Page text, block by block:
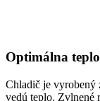
Optimálna
Chladič je vyrobený
vedú teplo. Zvlnené